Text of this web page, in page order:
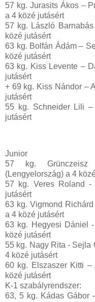
57 kg. Jurasits Ákos –
a 4 közé jutásért
57 kg. László
közé jutásért
63 kg. Bolfán Ádám –
közé jutásért
63 kg. Kiss Levente –
jutásért
+ 69 kg. Kiss Nándor –
jutásért
55 kg. Schneider Lili
jutásért
Junior
57 kg. Grünczeisz
(Lengyelország) a 4
57 kg. Veres Roland
jutásért
63 kg. Vigmond
a 4 közé jutásért
63 kg. Hegyesi Dániel
közé jutásért
55 kg. Nagy Rita - Sejla
4 közé jutásért
60 kg. Elszaszer Kitti –
közé jutásért
K-1 szabályrendszer:
63, 5 kg. Kádas Gábor